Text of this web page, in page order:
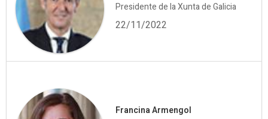
Presidente de la Xunta de Galicia
22/11/2022
Francina Armengol